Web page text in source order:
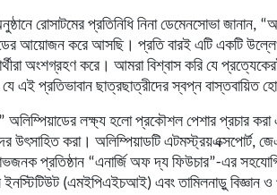
রোসাটমের প্রতিনিধি নিনা ডেমেনসোভা জানান,
আয়োজন করে আসছি। প্রতি বারই এটি একটি
অংশগ্রহণ করে। আমরা বিশ্বাস করি যে
এই প্রতিভাবান ছাত্রছাত্রীদের স্বপ্ন বাস্তবায়িত
অলিম্পিয়াডের লক্ষ্য হলো প্রকৌশল পেশার প্রচার করা
উৎসাহিত করা। অলিম্পিয়াডটি এটমস্ট্রয়এক্সপোর্ট,
প্রতিষ্ঠান “এনার্জি অফ দ্য ফিউচার”-এর
ইনস্টিটিউট (এমইপিএইচআই) এবং তামিলনাড়ু বিজ্ঞান